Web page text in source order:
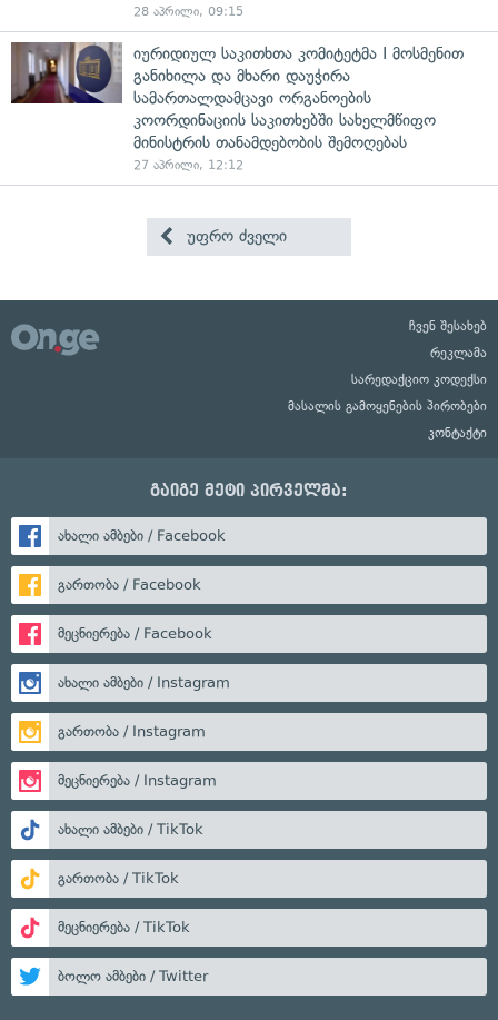
28 აპრილი, 09:15
იურიდიულ საკითხთა კომიტეტმა I მოსმენით
განიხილა და მხარი დაუჭირა
სამართალდამცავი ორგანოების
კოორდინაციის საკითხებში სახელმწიფო
მინისტრის თანამდებობის შემოღებას
27 აპრილი, 12:12
უფრო ძველი
ჩვენ შესახებ
რეკლამა
სარედაქციო კოდექსი
მასალის გამოყენების პირობები
კონტაქტი
გაიგე მეტი პირველმა:
ახალი ამბები / Facebook
გართობა / Facebook
მეცნიერება / Facebook
ახალი ამბები / Instagram
გართობა / Instagram
მეცნიერება / Instagram
ახალი ამბები / TikTok
გართობა / TikTok
მეცნიერება / TikTok
ბოლო ამბები / Twitter